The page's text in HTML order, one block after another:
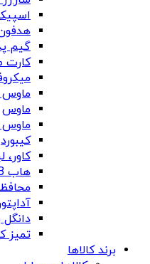
گیم
کارت
ماوس
ماوس
ماوس
کیبورد
کاور،
هاب USB
دانگل
تمیز
برند کالاها